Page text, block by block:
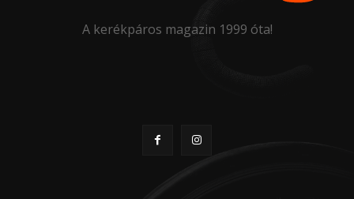
A kerékpáros magazin 1999 óta!